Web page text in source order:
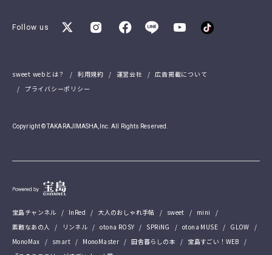
Follow us
sweet webとは？ 利用規約 運営会社
広告掲載について
プライバシーポリシー
Copyright © TAKARAJIMASHA,Inc. All Rights Reserved.
宝島チャンネル InRed 大人のおしゃれ手帖 sweet
mini
素敵なあの人
リンネル otona ROSY SPRiNG otona MUSE
GLOW
MonoMax
smart MonoMaster 田舎暮らしの本
宝島すごい！WEB